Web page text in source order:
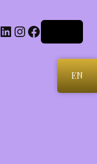
LinkedIn
Instagram
Facebook
EN